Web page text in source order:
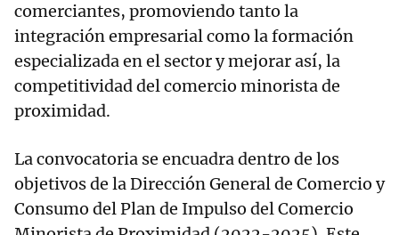
comerciantes, promoviendo tanto la
integración empresarial como la formación
especializada en el sector y mejorar así, la
competitividad del comercio minorista de
proximidad.
La convocatoria se encuadra dentro de los
objetivos de la Dirección General de Comercio y
Consumo del Plan de Impulso del Comercio